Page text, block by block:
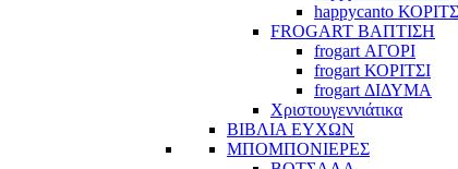
happycanto
FROGART ΒΑΠΤΙΣΗ
frogart ΑΓΟΡΙ
frogart ΚΟΡΙΤΣΙ
frogart ΔΙΔΥΜΑ
Χριστουγεννιάτικα
ΒΙΒΛΙΑ ΕΥΧΩΝ
ΜΠΟΜΠΟΝΙΕΡΕΣ